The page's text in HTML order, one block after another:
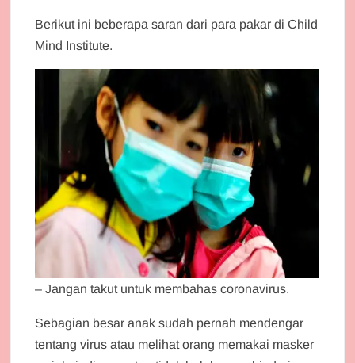
Berikut ini beberapa saran dari para pakar di Child
Mind Institute.
– Jangan takut untuk membahas coronavirus.
Sebagian besar anak sudah pernah mendengar
tentang virus atau melihat orang memakai masker